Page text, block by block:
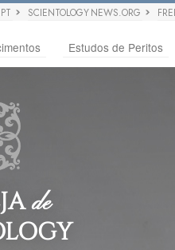
SCIENTOLOGY NEWS.ORG
Estudos de Peritos
de